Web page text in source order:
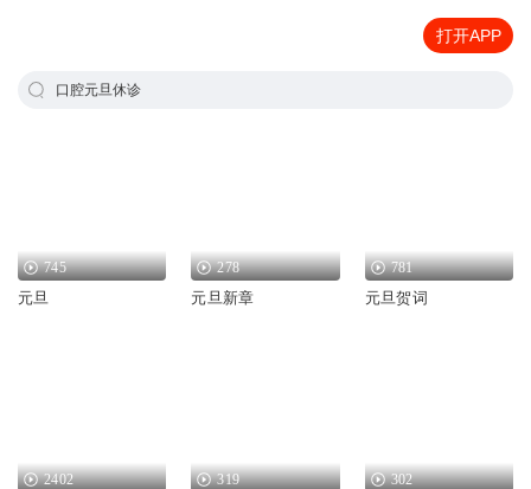
打开APP
口腔元旦休诊
745
元旦
278
元旦新章
781
元旦贺词
2402 319 302